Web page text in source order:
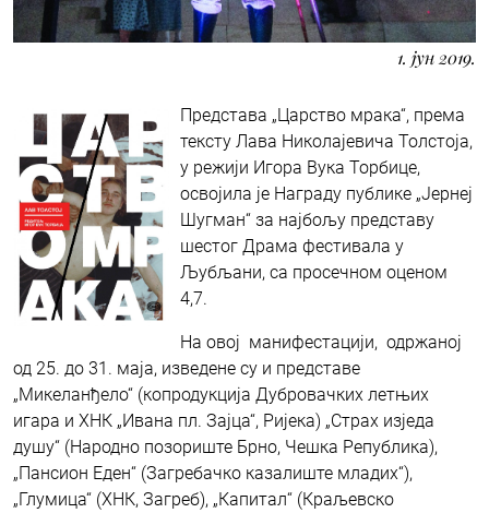
1. јун 2019.
Представа „Царство мрака“, према
тексту Лава Николајевича Толстоја,
у режији Игора Вука Торбице,
освојила је Награду публике „Јернеј
Шугман“ за најбољу представу
шестог Драма фестивала у
Љубљани, са просечном оценом
4,7.
На овој манифестацији, одржаној
од 25. до 31. маја, изведене су и представе
„Микеланђело“ (копродукција Дубровачких летњих
игара и ХНК „Ивана пл. Зајца“, Ријека) „Страх изједа
душу“ (Народно позориште Брно, Чешка Република),
„Пансион Еден“ (Загребачко казалиште младих“),
„Глумица“ (ХНК, Загреб), „Капитал“ (Краљевско